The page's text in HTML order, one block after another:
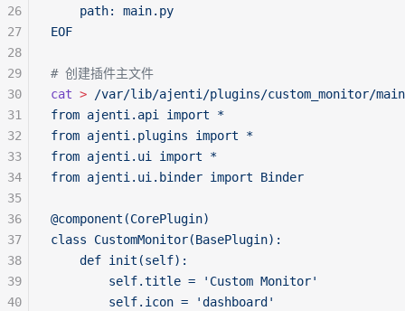
    path: main.py
EOF
# 创建插件主文件
cat > /var/lib/ajenti/plugins/custom_monitor/
from ajenti.api import *
from ajenti.plugins import *
from ajenti.ui import *
from ajenti.ui.binder import Binder
@component(CorePlugin)
class CustomMonitor(BasePlugin):
    def init(self):
        self.title = 'Custom Monitor'
        self.icon = 'dashboard'
26
27
28
29
30
31
32
33
34
35
36
37
38
39
40